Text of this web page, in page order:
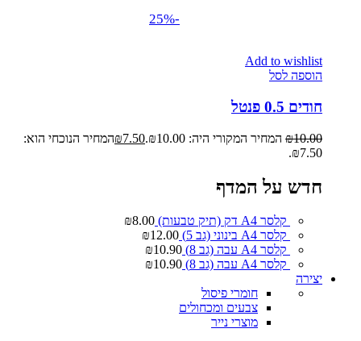
-25%
Add to wishlist
הוספה לסל
חודים 0.5 פנטל
₪10.00 המחיר המקורי היה: ₪10.00. ₪7.50
המחיר הנוכחי הוא:
₪7.50.
חדש על המדף
קלסר A4 דק (תיק טבעות) ₪8.00
קלסר A4 בינוני (גב 5)
₪12.00
קלסר A4 עבה (גב 8)
₪10.90
קלסר A4 עבה (גב 8)
₪10.90
יצירה
חומרי פיסול
צבעים ומכחולים
מוצרי נייר